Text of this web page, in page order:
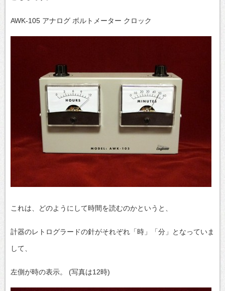
AWK-105 アナログ ボルトメーター クロック
これは、どのようにして時間を読むのかというと、
計器のレトログラードの針がそれぞれ「時」「分」となっていま
して、
左側が時の表示。 (写真は12時)